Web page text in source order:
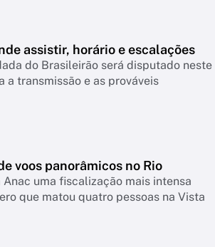
assistir, horário e escalações
do Brasileirão será disputado neste
a transmissão e as prováveis
voos panorâmicos no Rio
uma fiscalização mais intensa
que matou quatro pessoas na Vista